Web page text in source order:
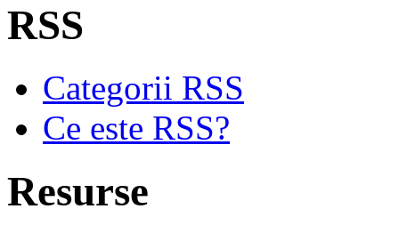
RSS
Categorii RSS
Ce este RSS?
Resurse